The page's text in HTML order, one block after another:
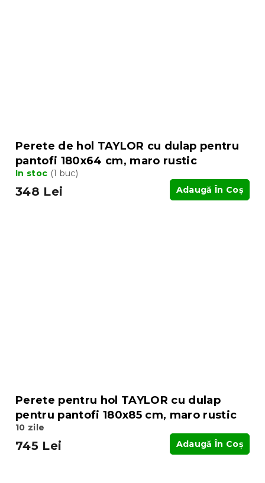
Perete de hol TAYLOR cu dulap pentru
pantofi 180x64 cm, maro rustic
In stoc (1 buc)
348 Lei Adaugă În Coş
Perete pentru hol TAYLOR cu dulap
pentru pantofi 180x85 cm, maro rustic
10 zile
745 Lei Adaugă În Coş